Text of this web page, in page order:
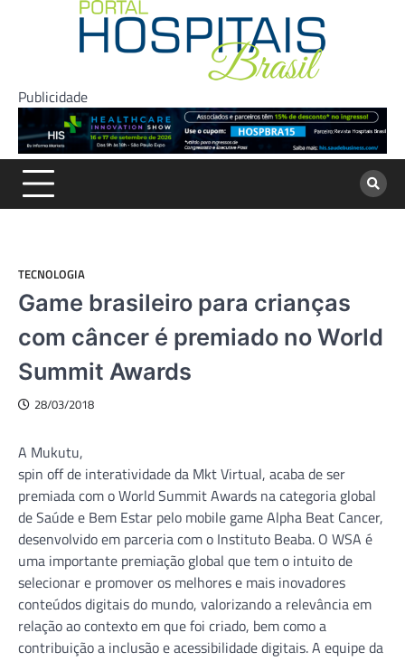
Publicidade
TECNOLOGIA
Game brasileiro para crianças
com câncer é premiado no World
Summit Awards
28/03/2018
A Mukutu,
spin off de interatividade da Mkt Virtual, acaba de ser
premiada com o World Summit Awards na categoria global
de Saúde e Bem Estar pelo mobile game Alpha Beat Cancer,
desenvolvido em parceria com o Instituto Beaba. O WSA é
uma importante premiação global que tem o intuito de
selecionar e promover os melhores e mais inovadores
conteúdos digitais do mundo, valorizando a relevância em
relação ao contexto em que foi criado, bem como a
contribuição a inclusão e acessibilidade digitais. A equipe da